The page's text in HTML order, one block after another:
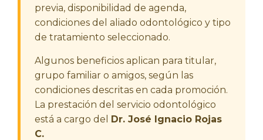
previa, disponibilidad de agenda,
condiciones del aliado odontológico y tipo
de tratamiento seleccionado.
Algunos beneficios aplican para titular,
grupo familiar o amigos, según las
condiciones descritas en cada promoción.
La prestación del servicio odontológico
está a cargo del Dr. José Ignacio Rojas
C.